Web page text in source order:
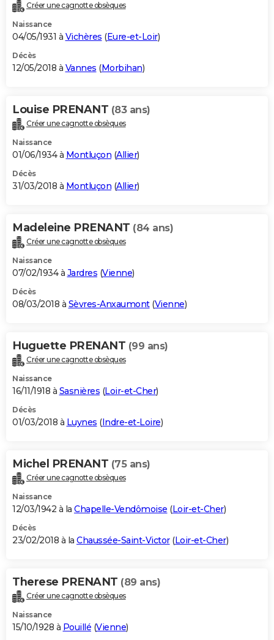
Créer une cagnotte obsèques
Naissance
04/05/1931 à Vichères (Eure-et-Loir)
Décès
12/05/2018 à Vannes (Morbihan)
Louise PRENANT (83 ans)
Créer une cagnotte obsèques
Naissance
01/06/1934 à Montluçon (Allier)
Décès
31/03/2018 à Montluçon (Allier)
Madeleine PRENANT (84 ans)
Créer une cagnotte obsèques
Naissance
07/02/1934 à Jardres (Vienne)
Décès
08/03/2018 à Sèvres-Anxaumont(Vienne)
Huguette PRENANT (99 ans)
Créer une cagnotte obsèques
Naissance
16/11/1918 à Sasnières (Loir-et-Cher)
Décès
01/03/2018 à Luynes (Indre-et-Loire)
Michel PRENANT (75 ans)
Créer une cagnotte obsèques
Naissance
12/03/1942 à la Chapelle-Vendômoise (Loir-et-Cher)
Décès
23/02/2018 à la Chaussée-Saint-Victor(Loir-et-Cher)
Therese PRENANT (89 ans)
Créer une cagnotte obsèques
Naissance
15/10/1928 à Pouillé (Vienne)